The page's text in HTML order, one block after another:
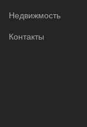
Недвижмость
Контакты